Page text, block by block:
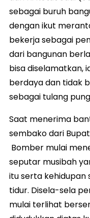
sebagai buruh
dengan ikut
bekerja sebagai
dari bangunan
bisa diselamatkan,
berdaya dan tidak
sebagai tulang
Saat menerima
sembako dari
Bomber mulai
seputar musibah
itu serta
tidur. Disela-sela
mulai terlihat